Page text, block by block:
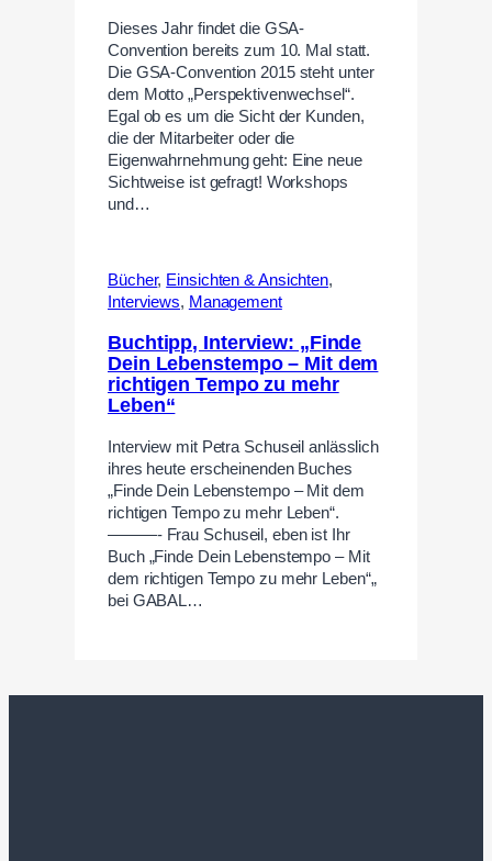
Dieses Jahr findet die GSA-
Convention bereits zum 10. Mal statt.
Die GSA-Convention 2015 steht unter
dem Motto „Perspektivenwechsel“.
Egal ob es um die Sicht der Kunden,
die der Mitarbeiter oder die
Eigenwahrnehmung geht: Eine neue
Sichtweise ist gefragt! Workshops
und…
Bücher, Einsichten & Ansichten,
Interviews, Management
Buchtipp, Interview: „Finde
Dein Lebenstempo – Mit dem
richtigen Tempo zu mehr
Leben“
Interview mit Petra Schuseil anlässlich
ihres heute erscheinenden Buches
„Finde Dein Lebenstempo – Mit dem
richtigen Tempo zu mehr Leben“.
———- Frau Schuseil, eben ist Ihr
Buch „Finde Dein Lebenstempo – Mit
dem richtigen Tempo zu mehr Leben“„
bei GABAL…